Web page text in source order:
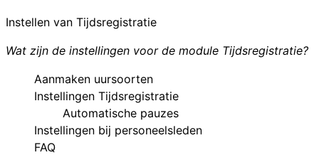
Instellen van Tijdsregistratie
Wat zijn de instellingen voor de module Tijdsregistratie?
Aanmaken uursoorten
Instellingen Tijdsregistratie
Automatische pauzes
Instellingen bij personeelsleden
FAQ